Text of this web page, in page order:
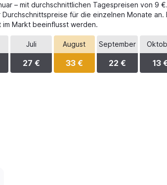
– mit durchschnittlichen Tagespreisen von 9
für die einzelnen Monate
Markt beeinflusst werden.
Juli
27 €
August
33 €
September
22 € 13